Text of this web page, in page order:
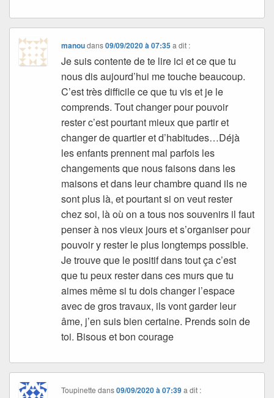
manoudans09/09/2020 à 07:35 a dit :
Je suis contente de te lire ici et ce que tu
nous dis aujourd’hui me touche beaucoup.
C’est très difficile ce que tu vis et je le
comprends. Tout changer pour pouvoir
rester c’est pourtant mieux que partir et
changer de quartier et d’habitudes…Déjà
les enfants prennent mal parfois les
changements que nous faisons dans les
maisons et dans leur chambre quand ils ne
sont plus là, et pourtant si on veut rester
chez soi, là où on a tous nos souvenirs il faut
penser à nos vieux jours et s’organiser pour
pouvoir y rester le plus longtemps possible.
Je trouve que le positif dans tout ça c’est
que tu peux rester dans ces murs que tu
aimes même si tu dois changer l’espace
avec de gros travaux, ils vont garder leur
âme, j’en suis bien certaine. Prends soin de
toi. Bisous et bon courage
Toupinette dans09/09/2020 à 07:39 a dit :